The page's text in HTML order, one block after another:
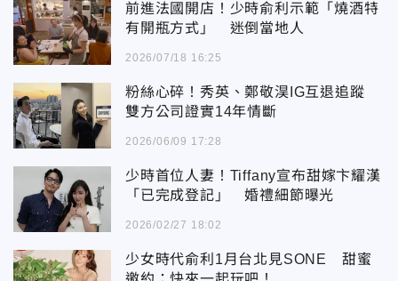
前進法國開店！少時俞利示範「燒酒特
有開瓶方式」 迷倒當地人
2026/07/18 16:25
粉絲心碎！秀英、鄭敬淏IG互退追蹤
雙方公司證實14年情斷
2026/06/09 17:28
少時首位人妻！Tiffany宣布甜嫁卞耀漢
「已完成登記」 婚禮細節曝光
2026/02/27 18:02
少女時代俞利1月台北見SONE 甜蜜